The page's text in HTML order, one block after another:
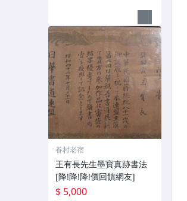
眷村老宿
王有長先生墨寶真跡書法
[降!降!降!價回饋網友]
$ 5,000